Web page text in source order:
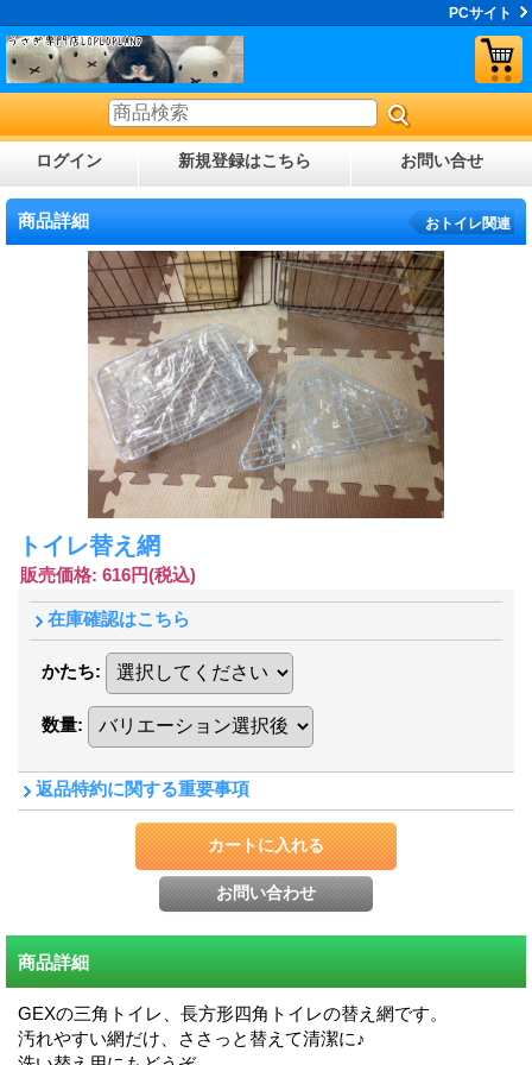
PCサイト
ログイン 新規登録はこちら お問い合せ
商品詳細 おトイレ関連
トイレ替え網
販売価格: 616円(税込)
在庫確認はこちら
かたち:
数量:
返品特約に関する重要事項
商品詳細
GEXの三角トイレ、長方形四角トイレの替え網です。
汚れやすい網だけ、ささっと替えて清潔に♪